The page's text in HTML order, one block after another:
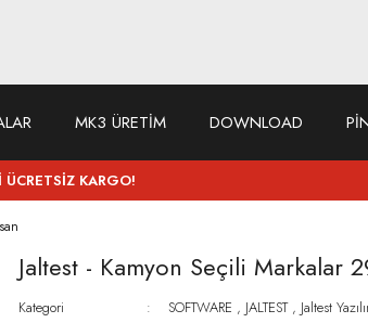
MK3 ÜRETİM DOWNLOAD
KARGO!
Jaltest - Kamyon Seçili Markalar
Kategori SOFTWARE , JALTEST , Jaltest